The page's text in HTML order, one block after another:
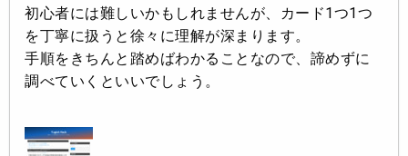
初心者には難しいかもしれませんが、カード1つ1つ
を丁寧に扱うと徐々に理解が深まります。
手順をきちんと踏めばわかることなので、諦めずに
調べていくといいでしょう。